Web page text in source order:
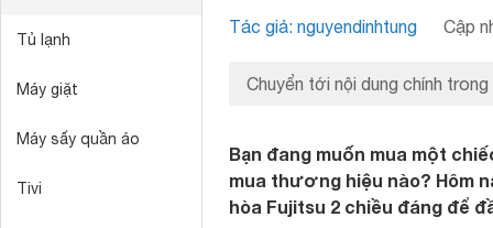
Tủ lạnh
Máy giặt
Máy sấy quần áo
Tivi
Tác giả: nguyendinhtung Cập
Chuyển tới nội dung chính trong
Bạn đang muốn mua một
mua thương hiệu nào? Hôm
hòa Fujitsu 2 chiều đáng để